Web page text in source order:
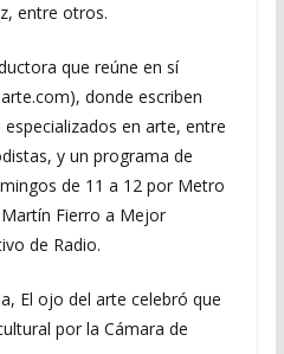
entre otros.
que reúne en sí
donde escriben
en arte, entre
y un programa de
de 11 a 12 por Metro
Fierro a Mejor
de Radio.
El ojo del arte celebró que
por la Cámara de